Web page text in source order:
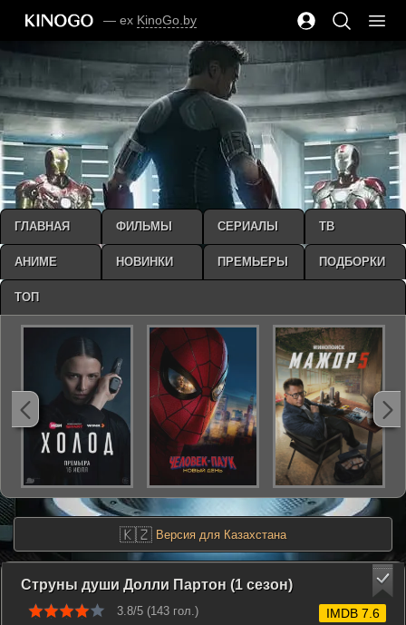
— ex KinoGo.by
🇰🇿 Версия для Казахстана
Струны души Долли Партон (1 сезон)
3.8/5 (143 гол.) IMDB 7.6
ГЛАВНАЯ ФИЛЬМЫ СЕРИАЛЫ ТВ
АНИМЕ НОВИНКИ ПРЕМЬЕРЫ ПОДБОРКИ
ТОП